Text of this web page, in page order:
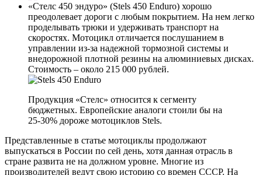
«Стелс 450 эндуро» (Stels 450 Enduro) хорошо
преодолевает дороги с любым покрытием. На нем легко
проделывать трюки и удерживать транспорт на
скоростях. Мотоцикл отличается послушанием в
управлении из-за надежной тормозной системы и
внедорожной плотной резины на алюминиевых дисках.
Стоимость – около 215 000 рублей.
Продукция «Стелс» относится к сегменту
бюджетных. Европейские аналоги стоили бы на
25-30% дороже мотоциклов Stels.
Представленные в статье мотоциклы продолжают
выпускаться в России по сей день, хотя данная отрасль в
стране развита не на должном уровне. Многие из
производителей ведут свою историю со времен СССР. На